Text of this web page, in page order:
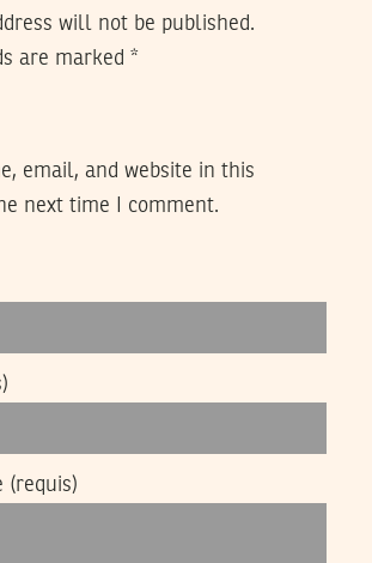
will not be published.
are marked *
email, and website in this
next time I comment.
(requis)